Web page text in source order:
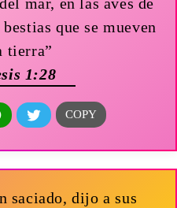
mar, en las aves de
que se mueven
tierra”
1:28
saciado, dijo a sus